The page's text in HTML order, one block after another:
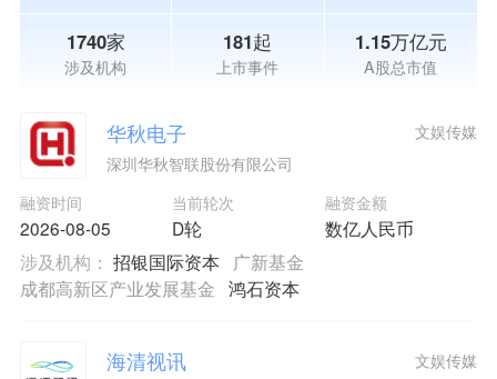
1740家
涉及机构
181起
上市事件
1.15万亿元
A股总市值
华秋电子
深圳华秋智联股份有限公司
融资时间
2026-08-05
当前轮次
D轮
融资金额
数亿人民币
文娱传媒
涉及机构： 招银国际资本
广新基金
成都高新区产业发展基金 鸿石资本
海清视讯 文娱传媒